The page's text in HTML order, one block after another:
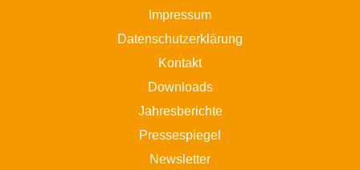
Impressum
Datenschutzerklärung
Kontakt
Downloads
Jahresberichte
Pressespiegel
Newsletter